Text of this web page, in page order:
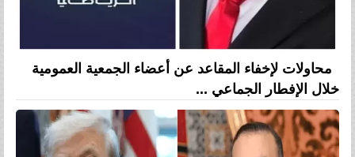
محاولات لإخفاء المقاعد عن أعضاء الجمعية العمومية
خلال الإفطار الجماعي ...